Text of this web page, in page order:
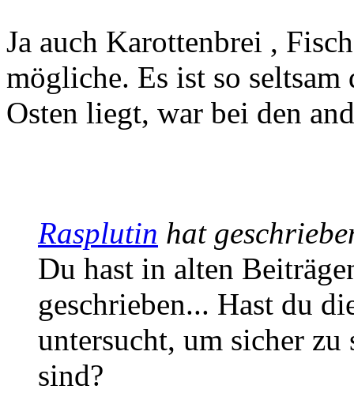
Ja auch Karottenbrei ,
mögliche. Es ist so
Osten liegt, war bei den
Rasplutin hat
Du hast in alten
geschrieben... Hast du
untersucht, um sicher
sind?